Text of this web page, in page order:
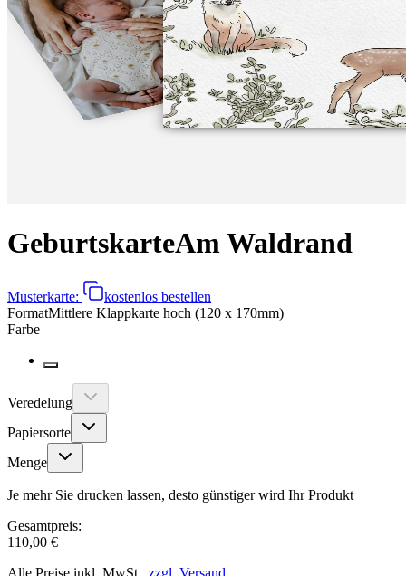
GeburtskarteAm Waldrand
Musterkarte:
kostenlos bestellen
FormatMittlere Klappkarte hoch (120 x 170mm)
Farbe
Veredelung
Papiersorte
Menge
Je mehr Sie drucken lassen, desto günstiger wird Ihr Produkt
Gesamtpreis:
110,00 €
Alle Preise inkl. MwSt., zzgl. Versand